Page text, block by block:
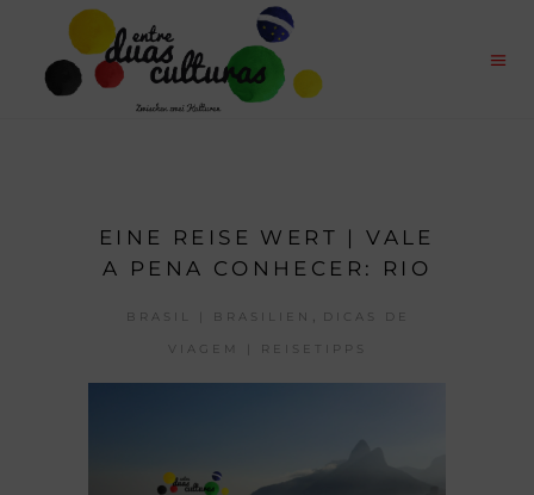
EINE REISE WERT | VALE
A PENA CONHECER: RIO
BRASIL | BRASILIEN DICAS DE
VIAGEM | REISETIPPS